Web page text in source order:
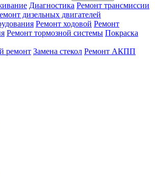
Диагностика Ремонт трансмиссии
дизельных двигателей
Ремонт ходовой Ремонт
Ремонт тормозной системы Покраска
ремонт Замена стекол Ремонт АКПП